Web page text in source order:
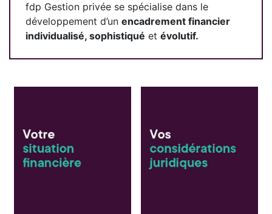
fdp Gestion privée se spécialise dans le
développement d’un encadrement financier
individualisé, sophistiqué et évolutif.